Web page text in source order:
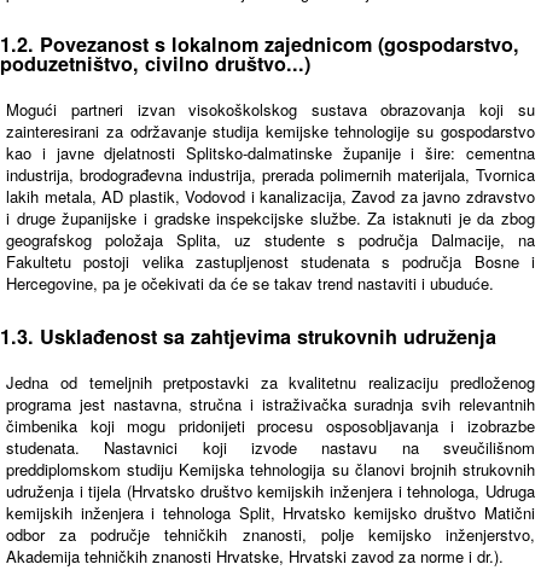
1.2. Povezanost s lokalnom zajednicom (gospodarstvo,
poduzetništvo, civilno društvo...)
Mogući partneri izvan visokoškolskog sustava obrazovanja koji su
zainteresirani za održavanje studija kemijske tehnologije su gospodarstvo
kao i javne djelatnosti Splitsko-dalmatinske županije i šire: cementna
industrija, brodograđevna industrija, prerada polimernih materijala, Tvornica
lakih metala, AD plastik, Vodovod i kanalizacija, Zavod za javno zdravstvo
i druge županijske i gradske inspekcijske službe. Za istaknuti je da zbog
geografskog položaja Splita, uz studente s područja Dalmacije, na
Fakultetu postoji velika zastupljenost studenata s područja Bosne i
Hercegovine, pa je očekivati da će se takav trend nastaviti i ubuduće.
1.3. Usklađenost sa zahtjevima strukovnih udruženja
Jedna od temeljnih pretpostavki za kvalitetnu realizaciju predloženog
programa jest nastavna, stručna i istraživačka suradnja svih relevantnih
čimbenika koji mogu pridonijeti procesu osposobljavanja i izobrazbe
studenata. Nastavnici koji izvode nastavu na sveučilišnom
preddiplomskom studiju Kemijska tehnologija su članovi brojnih strukovnih
udruženja i tijela (Hrvatsko društvo kemijskih inženjera i tehnologa, Udruga
kemijskih inženjera i tehnologa Split, Hrvatsko kemijsko društvo Matični
odbor za područje tehničkih znanosti, polje kemijsko inženjerstvo,
Akademija tehničkih znanosti Hrvatske, Hrvatski zavod za norme i dr.).